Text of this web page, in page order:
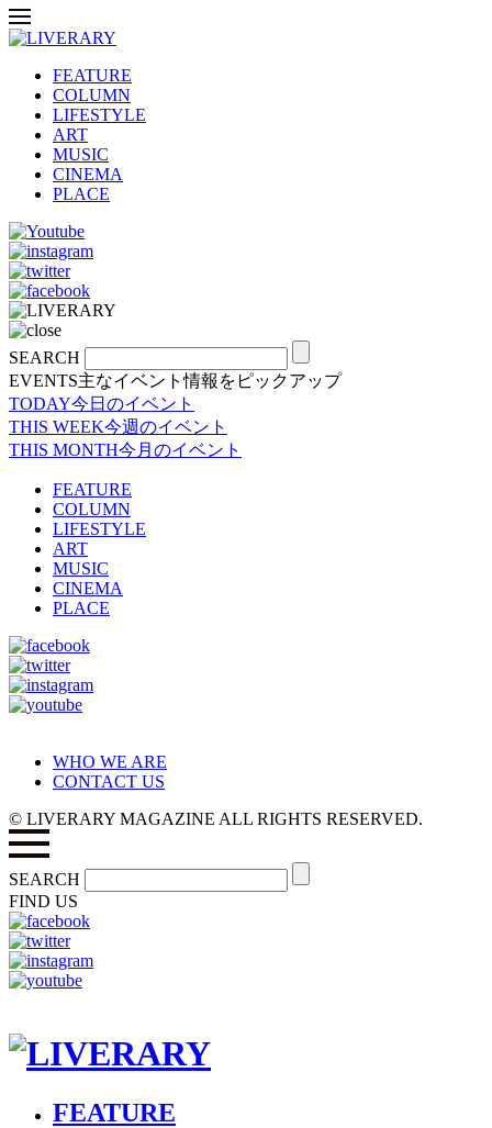
FEATURE
COLUMN
LIFESTYLE
ART
MUSIC
CINEMA
PLACE
SEARCH
EVENTS主なイベント情報をピックアップ
TODAY今日のイベント
THIS WEEK今週のイベント
THIS MONTH今月のイベント
FEATURE
COLUMN
LIFESTYLE
ART
MUSIC
CINEMA
PLACE
WHO WE ARE
CONTACT US
© LIVERARY MAGAZINE ALL RIGHTS RESERVED.
SEARCH
FIND US
FEATURE